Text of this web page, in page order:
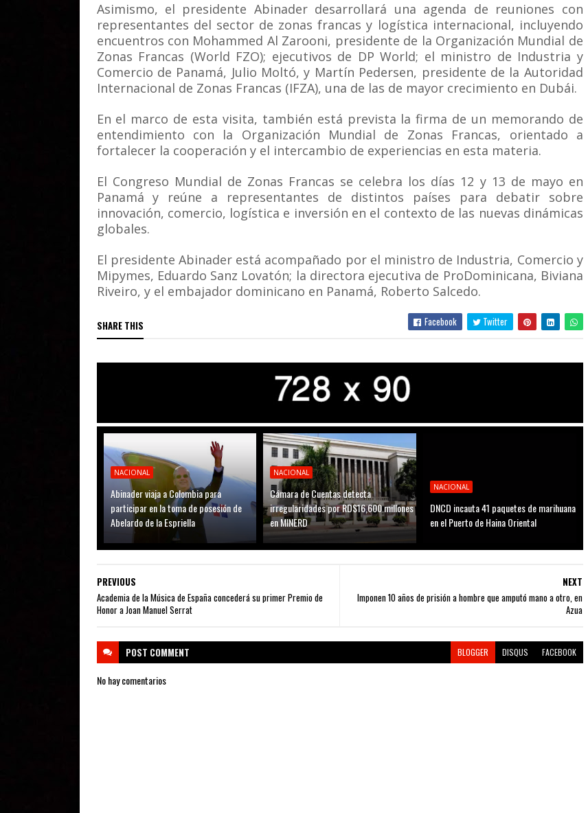
Asimismo, el presidente Abinader desarrollará una agenda de reuniones con
representantes del sector de zonas francas y logística internacional, incluyendo
encuentros con Mohammed Al Zarooni, presidente de la Organización Mundial de
Zonas Francas (World FZO); ejecutivos de DP World; el ministro de Industria y
Comercio de Panamá, Julio Moltó, y Martín Pedersen, presidente de la Autoridad
Internacional de Zonas Francas (IFZA), una de las de mayor crecimiento en Dubái.
En el marco de esta visita, también está prevista la firma de un memorando de
entendimiento con la Organización Mundial de Zonas Francas, orientado a
fortalecer la cooperación y el intercambio de experiencias en esta materia.
El Congreso Mundial de Zonas Francas se celebra los días 12 y 13 de mayo en
Panamá y reúne a representantes de distintos países para debatir sobre
innovación, comercio, logística e inversión en el contexto de las nuevas dinámicas
globales.
El presidente Abinader está acompañado por el ministro de Industria, Comercio y
Mipymes, Eduardo Sanz Lovatón; la directora ejecutiva de ProDominicana, Biviana
Riveiro, y el embajador dominicano en Panamá, Roberto Salcedo.
SHARE THIS Facebook Twitter
NACIONAL
Abinader viaja a Colombia para
participar en la toma de posesión de
Abelardo de la Espriella
NACIONAL
Cámara de Cuentas detecta
irregularidades por RD$16,600 millones
en MINERD
NACIONAL
DNCD incauta 41 paquetes de marihuana
en el Puerto de Haina Oriental
NEXT
Imponen 10 años de prisión a hombre que amputó mano a otro, en
Azua
PREVIOUS
Academia de la Música de España concederá su primer Premio de
Honor a Joan Manuel Serrat
POST COMMENT BLOGGER DISQUS FACEBOOK
No hay comentarios